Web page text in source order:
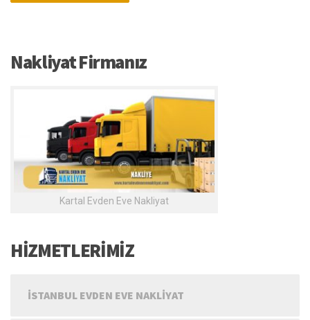
Nakliyat Firmanız
Kartal Evden Eve Nakliyat
HİZMETLERİMİZ
İSTANBUL EVDEN EVE NAKLIYAT